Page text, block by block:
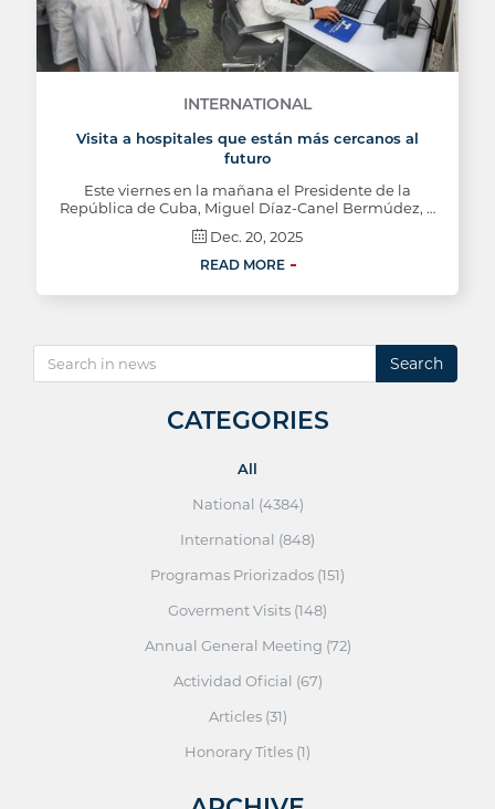
INTERNATIONAL
Visita a hospitales que están más cercanos al
futuro
Este viernes en la mañana el Presidente de la
República de Cuba, Miguel Díaz-Canel Bermúdez, …
Dec. 20, 2025
READ MORE
Search
CATEGORIES
All
National (4384)
International (848)
Programas Priorizados (151)
Goverment Visits (148)
Annual General Meeting (72)
Actividad Oficial (67)
Articles (31)
Honorary Titles (1)